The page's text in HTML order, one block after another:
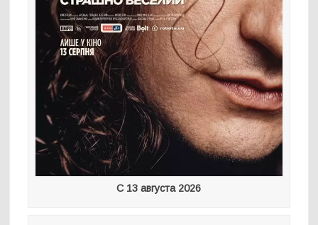
С 13 августа 2026